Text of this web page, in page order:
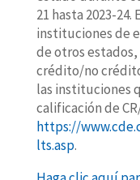
21 hasta 2023-
instituciones de
de otros
crédito/no
las instituciones
calificación de
https://
lts.asp.